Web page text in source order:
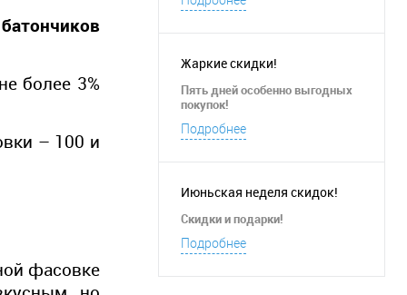
более 3%
– 100 и
фасовке
Жаркие скидки!
Пятьдней особенно выгодных
покупок!
Подробнее
Июньская неделя скидок!
Скидки и подарки!
Подробнее